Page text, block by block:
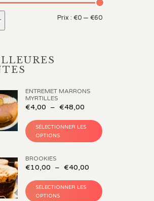
Prix : €0 — €60
ENTREMET MARRONS
MYRTILLES
€4,00 – €48,00
SÉLECTIONNER LES
OPTIONS
BROOKIES
€10,00 – €40,00
SÉLECTIONNER LES
OPTIONS